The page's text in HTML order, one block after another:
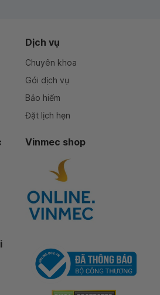
Dịch vụ
Chuyên khoa
Gói dịch vụ
Bảo hiểm
Đặt lịch hẹn
Vinmec shop